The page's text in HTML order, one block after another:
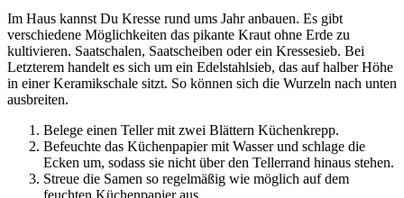
Im Haus kannst Du Kresse rund ums Jahr anbauen. Es gibt
verschiedene Möglichkeiten das pikante Kraut ohne Erde zu
kultivieren. Saatschalen, Saatscheiben oder ein Kressesieb. Bei
Letzterem handelt es sich um ein Edelstahlsieb, das auf halber Höhe
in einer Keramikschale sitzt. So können sich die Wurzeln nach unten
ausbreiten.
Belege einen Teller mit zwei Blättern Küchenkrepp.
Befeuchte das Küchenpapier mit Wasser und schlage die
Ecken um, sodass sie nicht über den Tellerrand hinaus stehen.
Streue die Samen so regelmäßig wie möglich auf dem
feuchten Küchenpapier aus.